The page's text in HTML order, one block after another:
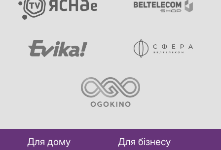
Для дому Для бізнесу